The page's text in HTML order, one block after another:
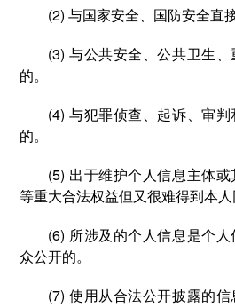
(2) 与国家安全、国防安全直
(3) 与公共安全、公共卫生
的。
(4) 与犯罪侦查、起诉、审
的。
(5) 出于维护个人信息主体
等重大合法权益但又很难得到本人
(6) 所涉及的个人信息是个
众公开的。
(7) 使用从合法公开披露的